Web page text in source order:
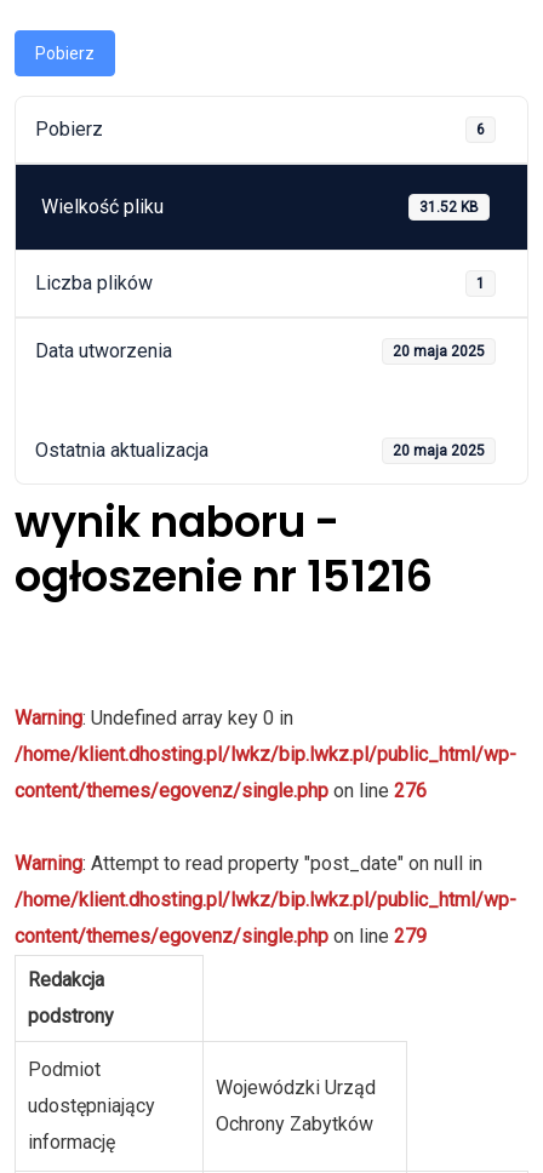
Pobierz
Pobierz 6
Wielkość pliku 31.52 KB
Liczba plików 1
Data utworzenia 20 maja 2025
Ostatnia aktualizacja 20 maja 2025
wynik naboru -
ogłoszenie nr 151216
Warning: Undefined array key 0 in
/home/klient.dhosting.pl/lwkz/bip.lwkz.pl/public_html/wp-
content/themes/egovenz/single.php on line 276
Warning: Attempt to read property "post_date" on null in
/home/klient.dhosting.pl/lwkz/bip.lwkz.pl/public_html/wp-
content/themes/egovenz/single.php on line 279
Redakcja
podstrony
Podmiot
udostępniający
informację
Wojewódzki Urząd
Ochrony Zabytków